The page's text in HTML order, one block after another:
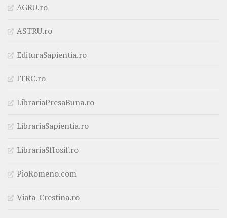
AGRU.ro
ASTRU.ro
EdituraSapientia.ro
ITRC.ro
LibrariaPresaBuna.ro
LibrariaSapientia.ro
LibrariaSfIosif.ro
PioRomeno.com
Viata-Crestina.ro